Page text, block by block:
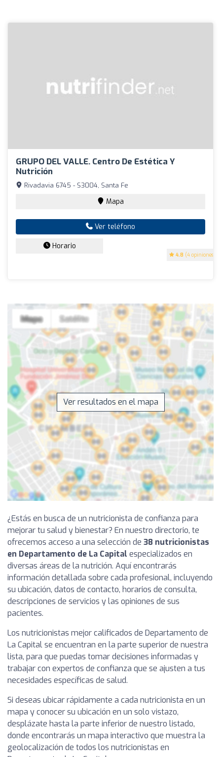
GRUPO DEL VALLE. Centro De Estética Y
Nutrición
4.8 (4 opiniones)
Rivadavia 6745 - S3004, Santa Fe
Mapa
Ver teléfono
Horario
Ver resultados en el mapa
¿Estás en busca de un nutricionista de confianza para
mejorar tu salud y bienestar? En nuestro directorio, te
ofrecemos acceso a una selección de 38 nutricionistas
en Departamento de La Capital especializados en
diversas áreas de la nutrición. Aquí encontrarás
información detallada sobre cada profesional, incluyendo
su ubicación, datos de contacto, horarios de consulta,
descripciones de servicios y las opiniones de sus
pacientes.
Los nutricionistas mejor calificados de Departamento de
La Capital se encuentran en la parte superior de nuestra
lista, para que puedas tomar decisiones informadas y
trabajar con expertos de confianza que se ajusten a tus
necesidades específicas de salud.
Si deseas ubicar rápidamente a cada nutricionista en un
mapa y conocer su ubicación en un solo vistazo,
desplázate hasta la parte inferior de nuestro listado,
donde encontrarás un mapa interactivo que muestra la
geolocalización de todos los nutricionistas en